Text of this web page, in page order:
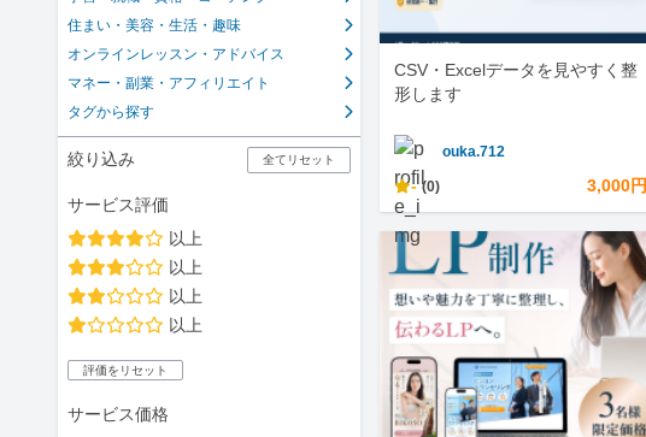
住まい・美容・生活・趣味
オンラインレッスン・アドバイス
マネー・副業・アフィリエイト
タグから探す
絞り込み 全てリセット
サービス評価
以上
以上
以上
以上
評価をリセット
サービス価格
CSV・Excelデータを見やすく整
形します
ouka.712
- (0) 3,000円